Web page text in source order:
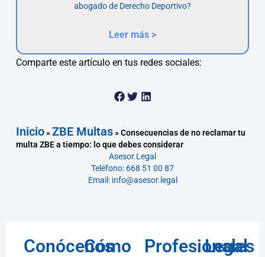
abogado de Derecho Deportivo?
Leer más >
Comparte este artículo en tus redes sociales:
Inicio»ZBE Multas»Consecuencias de no reclamar tu
multa ZBE a tiempo: lo que debes considerar
Asesor.Legal
Teléfono: 668 51 00 87
Email: info@asesor.legal
Conócenos
Cómo
Profesionales
Legal